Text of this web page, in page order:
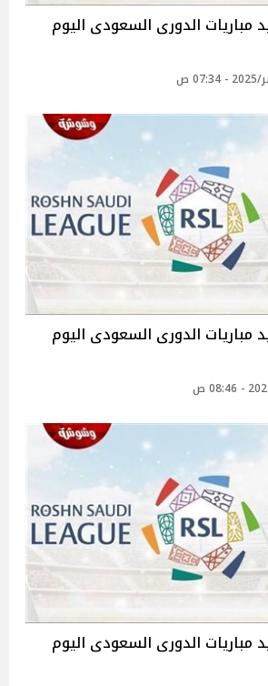
الدورى السعودى اليوم
الدورى السعودى اليوم
الدورى السعودى اليوم